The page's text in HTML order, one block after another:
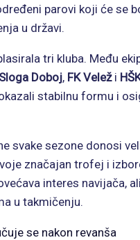
parovi koji će se
u državi.
tri kluba. Među
Doboj, FK Veleži
stabilnu formu i
svake sezone donosi
značajan trofej i
interes navijača,
u takmičenju.
se nakon revanša